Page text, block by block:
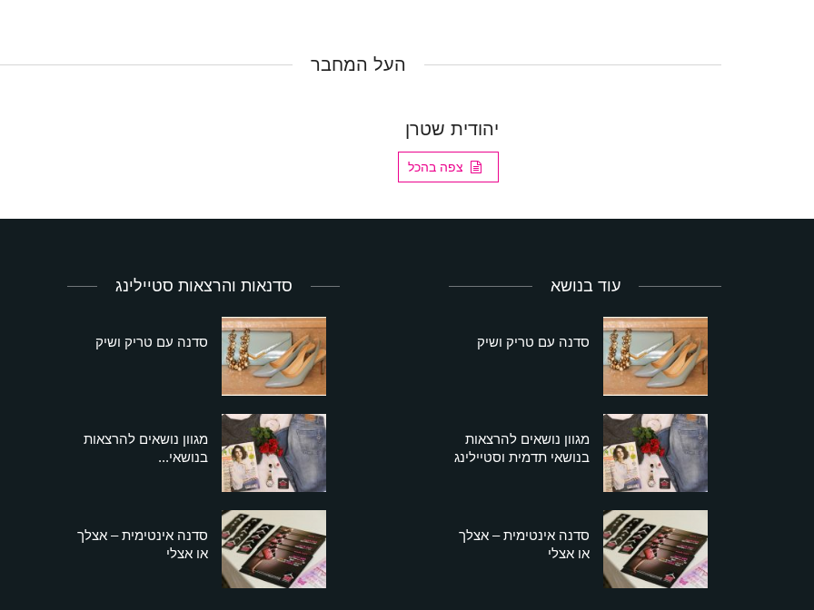
העל המחבר
יהודית שטרן
צפה בהכל
עוד בנושא
סדנה עם טריק ושיק
מגוון נושאים להרצאות
בנושאי תדמית וסטיילינג
סדנה אינטימית – אצלך
או אצלי
סדנאות והרצאות סטיילינג
סדנה עם טריק ושיק
מגוון נושאים להרצאות
בנושאי...
סדנה אינטימית – אצלך
או אצלי